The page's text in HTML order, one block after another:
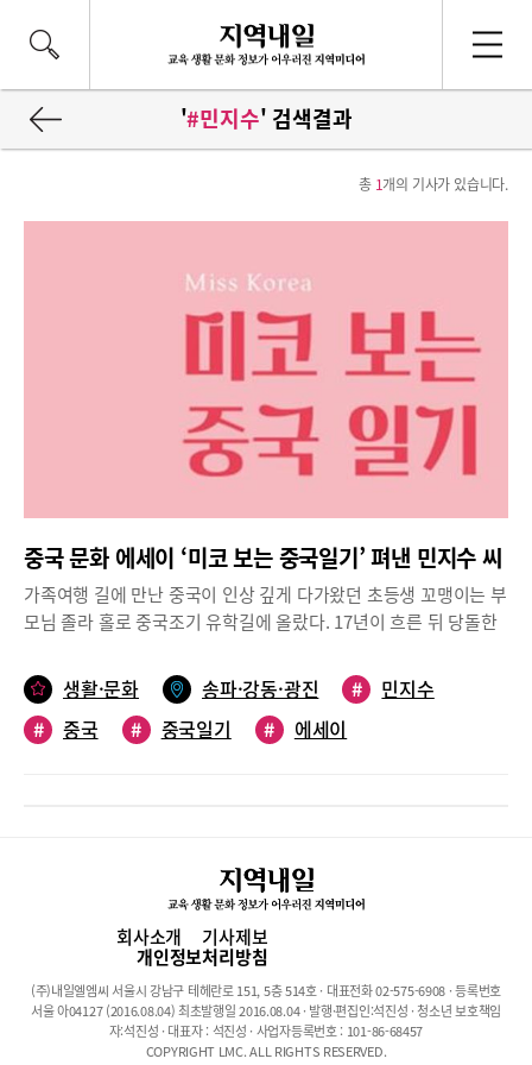
'#민지수' 검색결과
총 1개의 기사가 있습니다.
중국 문화 에세이 ‘미코 보는 중국일기’ 펴낸 민지수 씨
가족여행 길에 만난 중국이 인상 깊게 다가왔던 초등생 꼬맹이는 부
모님 졸라 홀로 중국조기 유학길에 올랐다. 17년이 흐른 뒤 당돌한
가공인 외국어 번역 행정사, 그리고 작가로 영역을 확장해 나가고
있다. 중국과 한국을 잇는 ‘링커’로 자기 길을 만들어 나가는 민지수
씨가 주인공이다.“한우물만 파는 스타일은 아닙니다. 해보고 싶은
를 잡아 성공 신화를 만들어 내기도 한다.지수 씨는 일찌감치 중국
의 매력에 눈떴다. “초등시절 가족여행길에 중국을 처음 방문했는
데 ‘그냥’ 좋았어요. 중국을 더 알고 싶어 자청해서 한자 공부하고
중국어 hsk5급을 땄지요. 방학 때는 틈틈이 중국캠프에도 참가했습
졸랐어요.”중국에 반해 15살 자청해서 떠난 중국유학어렵게 승낙
받아 떠난 15살에 떠난 유학길, 중고등부 6년을 중국에서 보냈다.
“이 시절, 많이 성장했어요. 현지 생활 적응하느라 마음 고생 많았지
생활·문화 송파·강동·광진 #
민지수
#
중국 # 중국일기 # 에세이
회사소개 기사제보
개인정보처리방침
(주)내일엘엠씨 서울시 강남구 테헤란로 151, 5층 514호 · 대표전화 02-575-6908 · 등록번호
서울 아04127 (2016.08.04) 최초발행일 2016.08.04 · 발행·편집인:석진성 · 청소년 보호책임
자:석진성 · 대표자 : 석진성 · 사업자등록번호 : 101-86-68457
COPYRIGHT LMC. ALL RIGHTS RESERVED.